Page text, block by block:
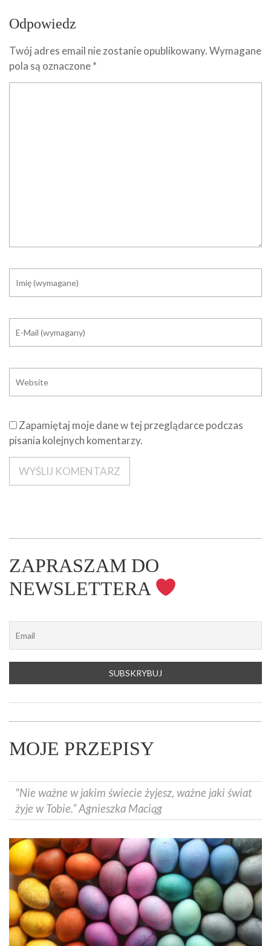
Odpowiedz
Twój adres email nie zostanie opublikowany.Wymagane
pola są oznaczone*
Zapamiętaj moje dane w tej przeglądarce podczas
pisania kolejnych komentarzy.
ZAPRASZAM DO
NEWSLETTERA
MOJE PRZEPISY
"Nie ważne w jakim świecie żyjesz, ważne jaki świat
żyje w Tobie.” Agnieszka Maciąg